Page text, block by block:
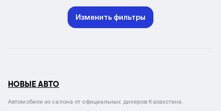
Изменить фильтры
НОВЫЕ АВТО
Автомобили из салона от официальных дилеров Казахстана.